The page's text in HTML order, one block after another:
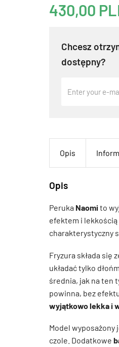
430,00
Chcesz
dostępny?
Opis
Opis
Peruka Naomito
efektem i
charakterystyczny
Fryzura składa się
układać tylko
średnia, jak na ten
powinna, bez
wyjątkowo lekka i
Model wyposażony
czole. Dodatkowe